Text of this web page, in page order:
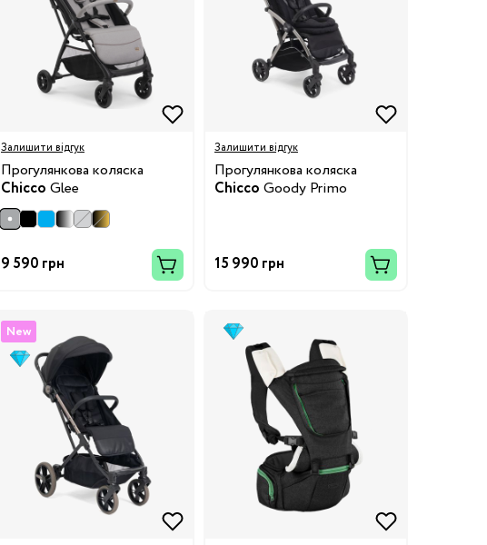
Залишити відгук
Прогулянкова коляска
Chicco Glee
9 590 грн
Залишити відгук
Прогулянкова коляска
Chicco Goody Primo
15 990 грн
New